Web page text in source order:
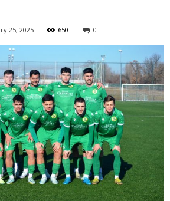
25, 2025 650 0